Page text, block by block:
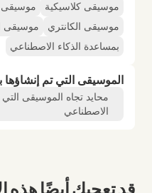
موسيقى كلاسيكية
موسيقى
موسيقى الكانتري
موسيقى
بمساعدة الذكاء الاصطناعي
الموسيقى التي تم
محايد تجاه الموسيقى التي
الاصطناعي
قد تعجبك أيضًا هذه